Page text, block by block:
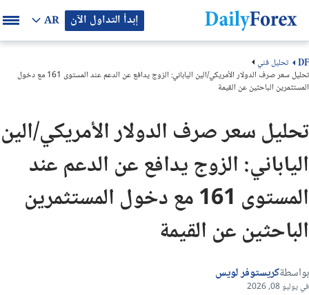
إبدأ التداول الآن AR
DF
تحليل فني
تحليل سعر صرف الدولار الأمريكي/الين الياباني: الزوج يدافع عن الدعم عند المستوى 161 مع دخول
المستثمرين الباحثين عن القيمة
تحليل سعر صرف الدولار الأمريكي/الين
الياباني: الزوج يدافع عن الدعم عند
المستوى 161 مع دخول المستثمرين
الباحثين عن القيمة
بواسطةكريستوفر لويس
في يوليو 08, 2026